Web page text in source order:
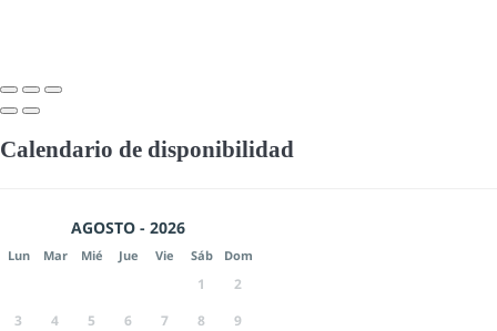
Calendario de disponibilidad
AGOSTO - 2026
Lun Mar Mié Jue Vie Sáb Dom
1
2
3
4 5 6 7 8
9